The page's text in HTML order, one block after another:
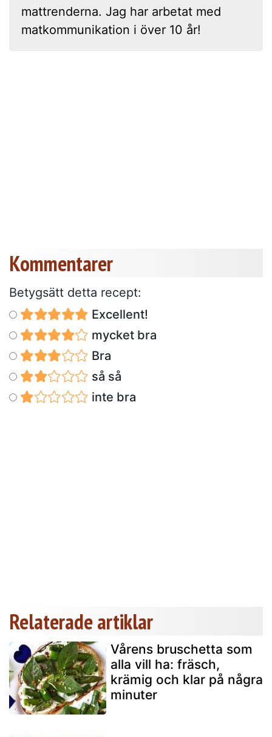
mattrenderna. Jag har arbetat med
matkommunikation i över 10 år!
Kommentarer
Betygsätt detta recept:
Excellent!
mycket bra
Bra
så så
inte bra
Relaterade artiklar
Vårens bruschetta som
alla vill ha: fräsch,
krämig och klar på några
minuter